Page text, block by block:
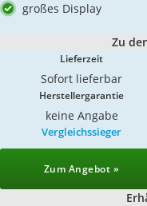
großes Display
Zu
Lieferzeit
Sofort lieferbar
Herstellergarantie
keine Angabe
Vergleichssieger
Zum Angebot »